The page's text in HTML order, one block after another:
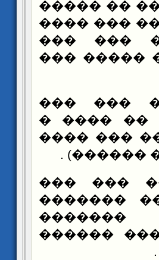
: ((��� ���
���� ���
���� ���
�����))
��� ��
������
�����
�� ��
����
������
������
��������